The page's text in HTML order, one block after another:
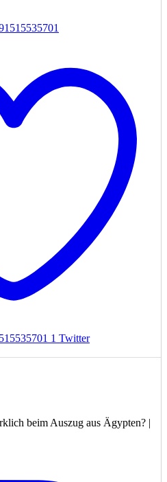
1 Twitter
beim Auszug aus Ägypten? |